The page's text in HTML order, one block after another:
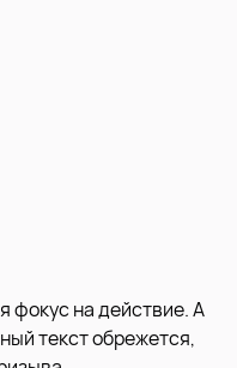
фокус на действие. А
текст обрежется,